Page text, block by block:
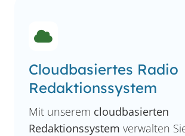
Cloudbasiertes Radio
Redaktionssystem
Mit unserem cloudbasierten
Redaktionssystem verwalten